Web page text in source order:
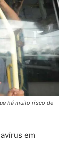
há muito risco de
em